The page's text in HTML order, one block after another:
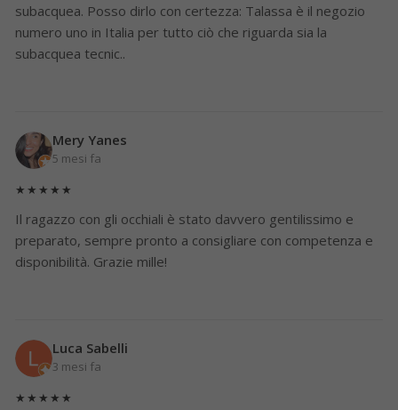
subacquea. Posso dirlo con certezza: Talassa è il negozio
numero uno in Italia per tutto ciò che riguarda sia la
subacquea tecnic..
Mery Yanes
5 mesi fa
★★★★★
Il ragazzo con gli occhiali è stato davvero gentilissimo e
preparato, sempre pronto a consigliare con competenza e
disponibilità. Grazie mille!
Luca Sabelli
3 mesi fa
★★★★★